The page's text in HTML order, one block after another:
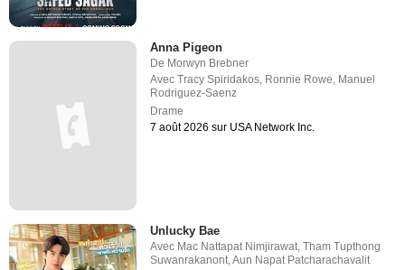
Anna Pigeon
De Morwyn Brebner
AvecTracy Spiridakos Ronnie Rowe Manuel
Rodriguez-Saenz
Drame
7 août 2026 sur USA Network Inc.
Unlucky Bae
Avec Mac Nattapat Nimjirawat,Tham Tupthong
Suwanrakanont,Aun Napat Patcharachavalit